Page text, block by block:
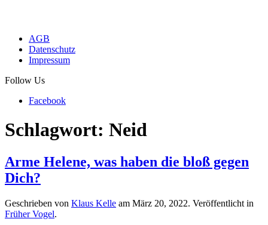
AGB
Datenschutz
Impressum
Follow Us
Facebook
Schlagwort: Neid
Arme Helene, was haben die bloß gegen
Dich?
Geschrieben von Klaus Kelle am März 20, 2022. Veröffentlicht in
Früher Vogel.